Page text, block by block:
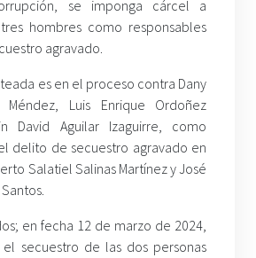
se imponga cárcel a
hombres como responsables
agravado.
es en el proceso contra Dany
Méndez, Luis Enrique Ordoñez
David Aguilar Izaguirre, como
delito de secuestro agravado en
Salatiel Salinas Martínez y José
en fecha 12 de marzo de 2024,
secuestro de las dos personas